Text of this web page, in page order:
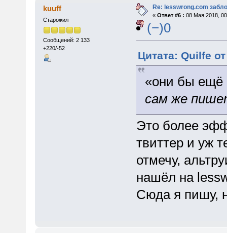
kuuff
Старожил
Сообщений: 2 133
+220/-52
Re: lesswrong.com
« Ответ #6 : 08 Мая 2018,
(−)0
Цитата: Quilfe
«они бы ещё
сам же
Это более
твиттер и уж
отмечу,
нашёл на
Сюда я пишу,